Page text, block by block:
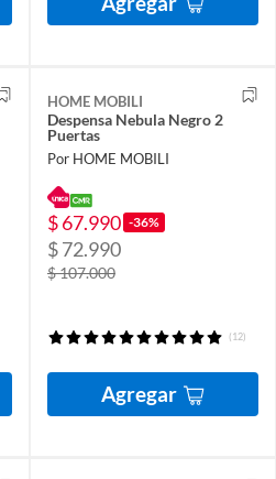
HOME MOBILI
Despensa Nebula Negro 2
Puertas
Por HOME MOBILI
$ 67.990 -36%
$ 72.990
$ 107.000
(12)
Agregar